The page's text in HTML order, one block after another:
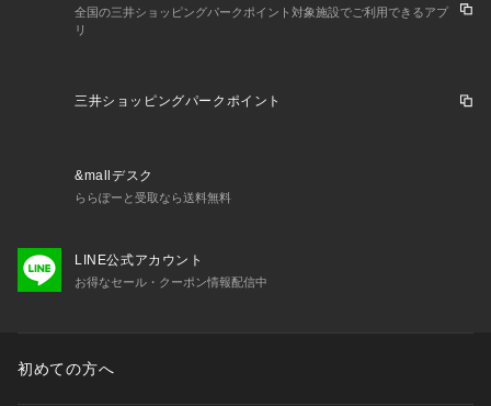
全国の三井ショッピングパークポイント対象施設でご利用できるアプ
リ
三井ショッピングパークポイント
&mallデスク
ららぽーと受取なら送料無料
LINE公式アカウント
お得なセール・クーポン情報配信中
初めての方へ